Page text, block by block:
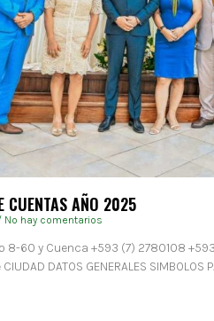
CUENTAS AÑO 2025
No hay comentarios
8-60 y Cuenca +593 (7) 2780108
DATOS GENERALES SIMBOLOS